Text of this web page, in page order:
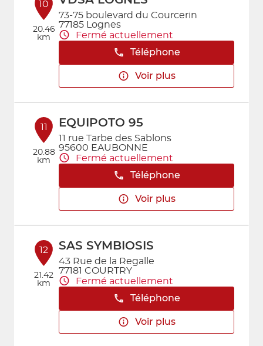
10
20.46
km
73-75 boulevard du Courcerin
77185 Lognes
Fermé actuellement
Téléphone
Voir plus
11
20.88
km
EQUIPOTO 95
11 rue Tarbe des Sablons
95600 EAUBONNE
Fermé actuellement
Téléphone
Voir plus
12
21.42
km
SAS SYMBIOSIS
43 Rue de la Regalle
77181 COURTRY
Fermé actuellement
Téléphone
Voir plus